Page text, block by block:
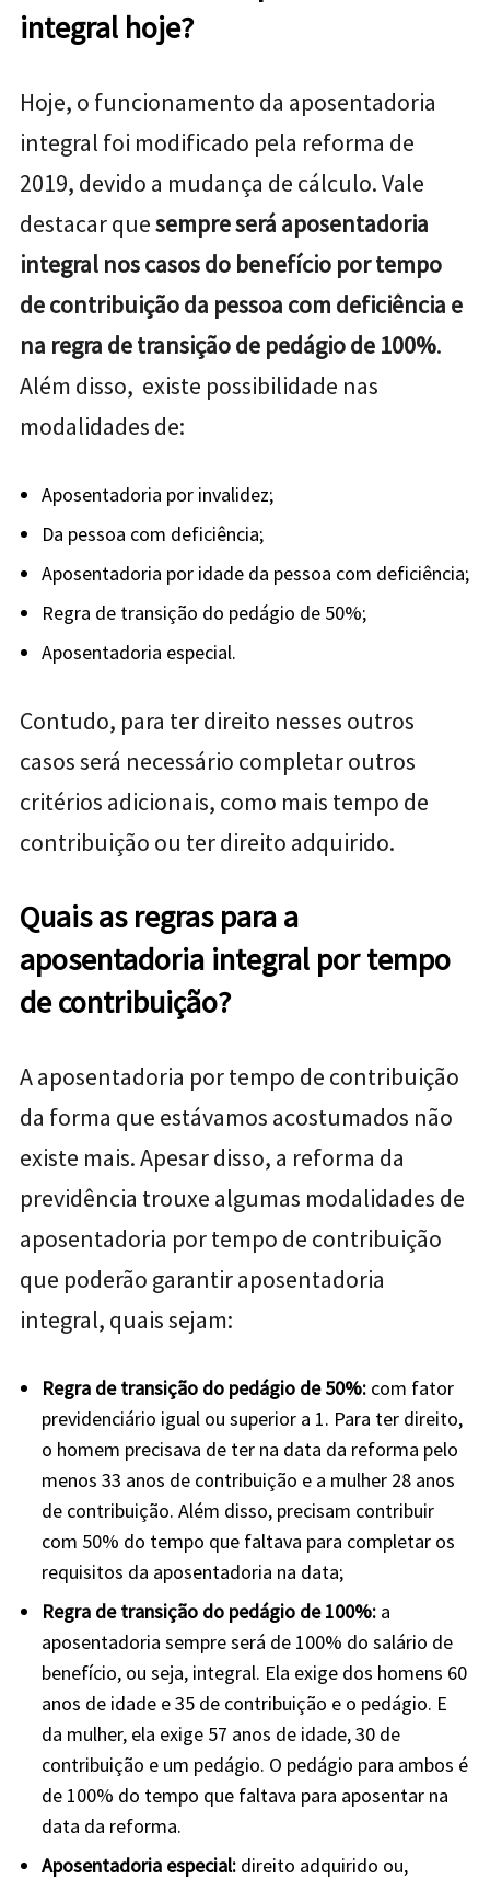
integral hoje?
Hoje, o funcionamento da aposentadoria
integral foi modificado pela reforma de
2019, devido a mudança de cálculo. Vale
destacar quesempre será aposentadoria
integral nos casos do benefício por tempo
de contribuição da pessoa com deficiência e
na regra de transição de pedágio de 100%.
Além disso, existe possibilidade nas
modalidades de:
Aposentadoria por invalidez;
Da pessoa com deficiência;
Aposentadoria por idade da pessoa com deficiência;
Regra de transição do pedágio de 50%;
Aposentadoria especial.
Contudo, para ter direito nesses outros
casos será necessário completar outros
critérios adicionais, como mais tempo de
contribuição ou ter direito adquirido.
Quais as regras para a
aposentadoria integral por tempo
de contribuição?
A aposentadoria por tempo de contribuição
da forma que estávamos acostumados não
existe mais. Apesar disso, a reforma da
previdência trouxe algumas modalidades de
aposentadoria por tempo de contribuição
que poderão garantir aposentadoria
integral, quais sejam:
Regra de transição do pedágio de 50%: com fator
previdenciário igual ou superior a 1. Para ter direito,
o homem precisava de ter na data da reforma pelo
menos 33 anos de contribuição e a mulher 28 anos
de contribuição. Além disso, precisam contribuir
com 50% do tempo que faltava para completar os
requisitos da aposentadoria na data;
Regra de transição do pedágio de 100%: a
aposentadoria sempre será de 100% do salário de
benefício, ou seja, integral. Ela exige dos homens 60
anos de idade e 35 de contribuição e o pedágio. E
da mulher, ela exige 57 anos de idade, 30 de
contribuição e um pedágio. O pedágio para ambos é
de 100% do tempo que faltava para aposentar na
data da reforma.
Aposentadoria especial: direito adquirido ou,